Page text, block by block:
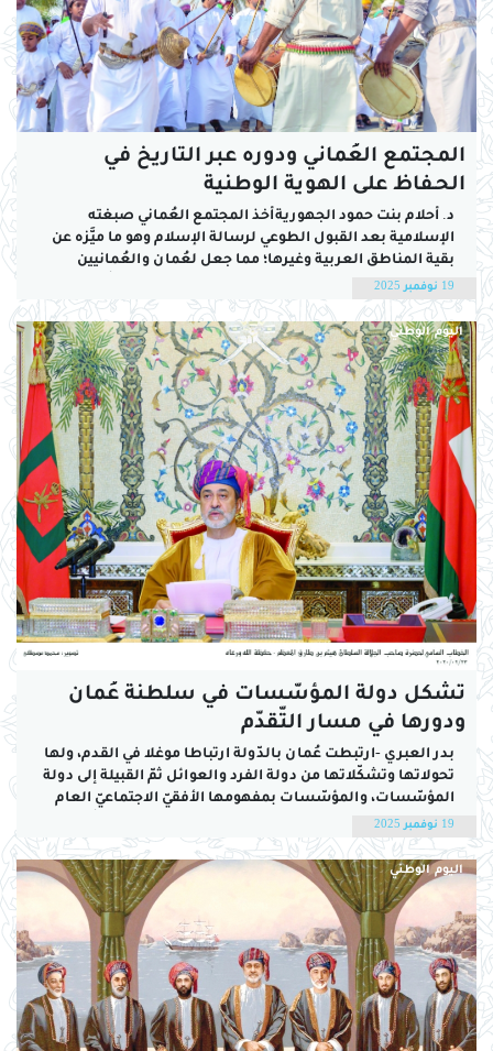
المجتمع العُماني ودوره عبر التاريخ في
الحـفاظ على الهوية الوطنية
د. أحلام بنت حمود الجهوريةأخذ المجتمع العُماني صبغته
الإسلامية بعد القبول الطوعي لرسالة الإسلام وهو ما ميَّزه عن
بقية المناطق العربية وغيرها؛ مما جعل لعُمان والعُمانيين
مكانة خاصة في تاريخ الإسلام منذ ظهوره، لا سيّما وأن دخولهم
في الدين الإسلامي واكب طردهم للفرس بشكلٍ نهائي. وكان
النبي -صلى الله عليه...
19 نوفمبر 2025
اليوم الوطني
تشكل دولة المؤسّسات في سلطنة عُمان
ودورها في مسار التّقدّم
بدر العبري -ارتبطت عُمان بالدّولة ارتباطا موغلا في القدم، ولها
تحولاتها وتشكّلاتها من دولة الفرد والعوائل ثمّ القبيلة إلى دولة
المؤسّسات، والمؤسّسات بمفهومها الأفقيّ الاجتماعيّ العام
تطوّرت مع تطوّر الاجتماع البشريّ، فهي لم تولد مع نشأة الدّول
الحديثة أو المعاصرة، ولا مع فلسفات التّعاقد في عصر الأنوار،
فهناك أعراف اجتماعيّة...
19 نوفمبر 2025
اليوم الوطني